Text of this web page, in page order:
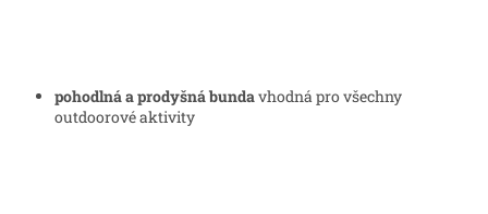
pohodlná a prodyšná bundavhodná pro všechny
outdoorové aktivity